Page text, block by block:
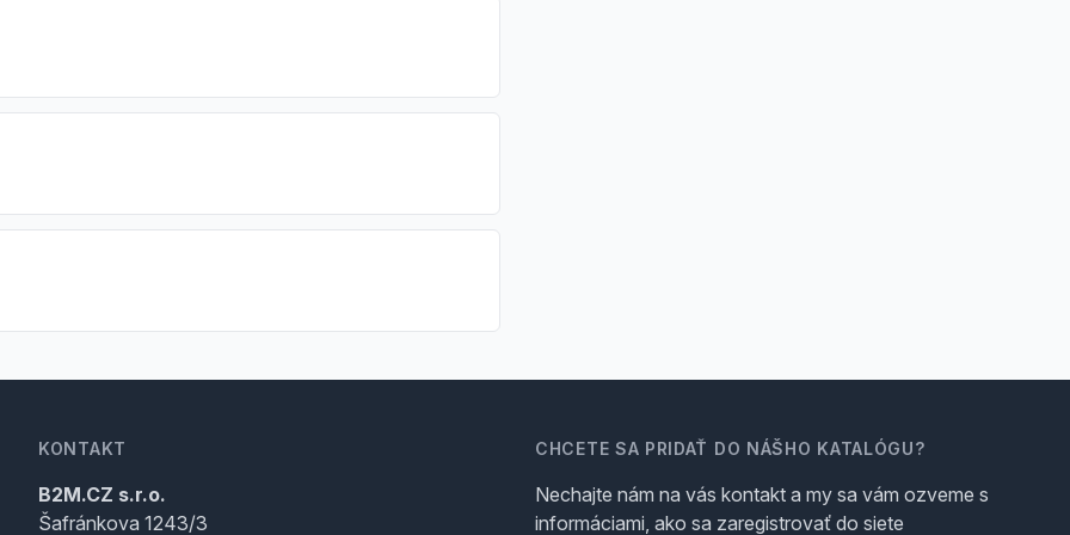
KONTAKT
B2M.CZ s.r.o.
Šafránkova 1243/3
CHCETE SA PRIDAŤ DO NÁŠHO KATALÓGU?
Nechajte nám na vás kontakt a my sa vám ozveme s
informáciami, ako sa zaregistrovať do siete